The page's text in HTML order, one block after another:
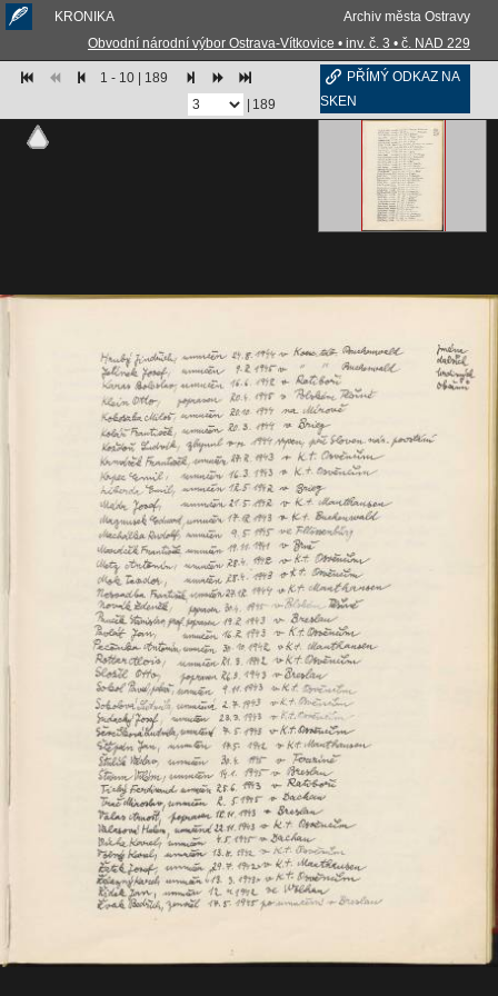
KRONIKA
Archiv města Ostravy
Obvodní národní výbor Ostrava-Vítkovice • inv. č. 3 • č. NAD 229
1 - 10 | 189
189
PŘÍMÝ ODKAZ NA
SKEN